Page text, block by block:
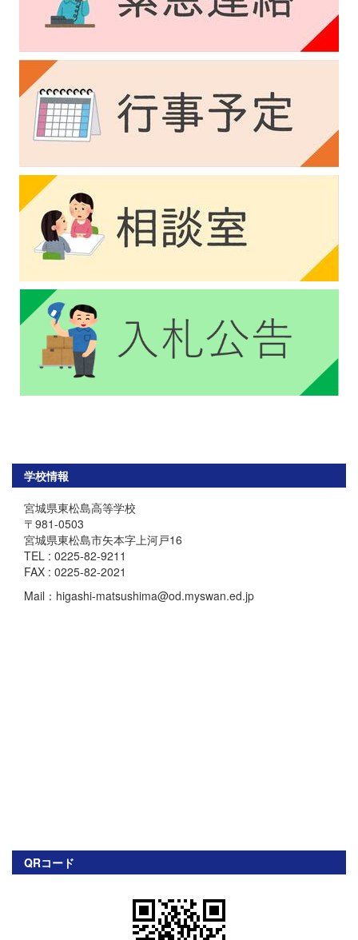
学校情報
宮城県東松島高等学校
〒981-0503
宮城県東松島市矢本字上河戸16
TEL : 0225-82-9211
FAX : 0225-82-2021
Mail：higashi-matsushima@od.myswan.ed.jp
QRコード